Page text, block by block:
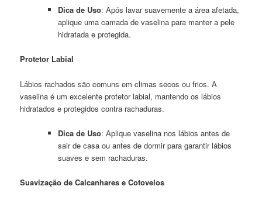
Dica de Uso: Após lavar suavemente a área afetada,
aplique uma camada de vaselina para manter a pele
hidratada e protegida.
Protetor Labial
Lábios rachados são comuns em climas secos ou frios. A
vaselina é um excelente protetor labial, mantendo os lábios
hidratados e protegidos contra rachaduras.
Dica de Uso: Aplique vaselina nos lábios antes de
sair de casa ou antes de dormir para garantir lábios
suaves e sem rachaduras.
Suavização de Calcanhares e Cotovelos